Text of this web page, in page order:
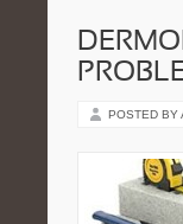
POSTED BY